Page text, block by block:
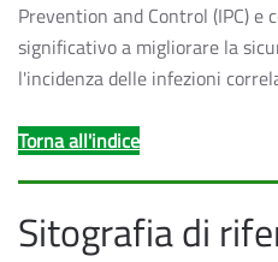
Prevention and Control (IPC) e
significativo a migliorare la
l'incidenza delle infezioni
Torna all'indice
Sitografia di